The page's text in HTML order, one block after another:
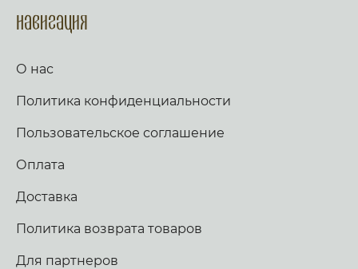
Навигация
О нас
Политика конфиденциальности
Пользовательское соглашение
Оплата
Доставка
Политика возврата товаров
Для партнеров